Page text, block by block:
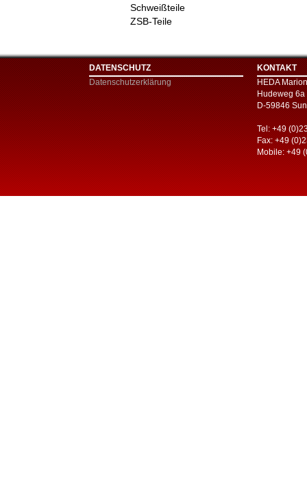
Schweißteile
ZSB-Teile
DATENSCHUTZ
Datenschutzerklärung
KONTAKT
HEDA
Hudeweg 6a
D-59846
Tel: +49
Fax: +49
Mobile: +49